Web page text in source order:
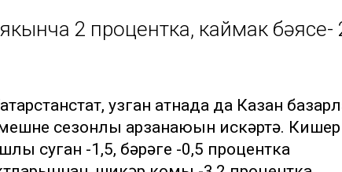
2 процентка, каймак бәясе-
узган атнада да Казан
сезонлы арзанаюын искәртә. Кишер
суган -1,5, бәрәңге -0,5 процентка